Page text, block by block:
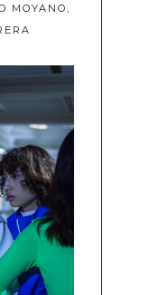
MOYANO,